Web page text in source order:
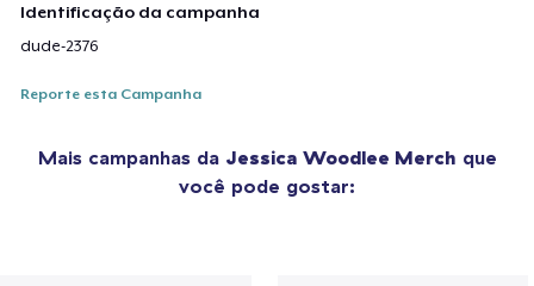
Identificação da campanha
dude-2376
Reporte esta Campanha
Mais campanhas da Jessica Woodlee Merch que
você pode gostar: